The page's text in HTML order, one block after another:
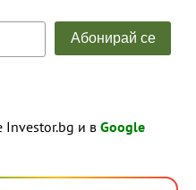
Investor.bg и в Google